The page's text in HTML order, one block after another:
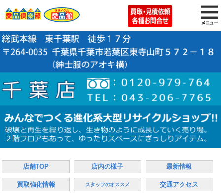
店舗TOP 店内の様子 最新情報
買取強化情報 スタッフのオススメ 交通アクセス